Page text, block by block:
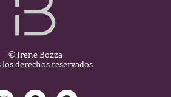
© Irene Bozza
los derechos reservados